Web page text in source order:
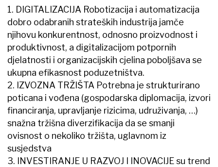
1. DIGITALIZACIJA Robotizacija i automatizacija
dobro odabranih strateških industrija jamče
njihovu konkurentnost, odnosno proizvodnost i
produktivnost, a digitalizacijom potpornih
djelatnosti i organizacijskih cjelina poboljšava se
ukupna efikasnost poduzetništva.
2. IZVOZNA TRŽIŠTA Potrebna je strukturirano
poticana i vođena (gospodarska diplomacija, izvori
financiranja, upravljanje rizicima, udruživanja, …)
snažna tržišna diverzifikacija da se smanji
ovisnost o nekoliko tržišta, uglavnom iz
susjedstva
3. INVESTIRANJE U RAZVOJ I INOVACIJE su trend